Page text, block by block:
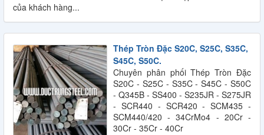
của khách hàng...
Thép Tròn Đặc S20C, S25C, S35C,
S45C, S50C.
Chuyên phân phối Thép Tròn Đặc
S20C - S25C - S35C - S45C - S50C
- Q345B - SS400 - S235JR - S275JR
- SCR440 - SCR420 - SCM435 -
SCM440/420 - 34CrMo4 - 20Cr -
30Cr - 35Cr - 40Cr